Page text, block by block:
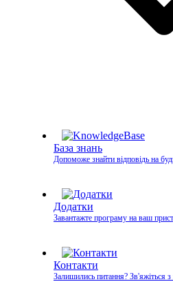
База знань
Допоможе знайти відповідь на
Додатки
Завантажте програму на ваш
Контакти
Залишились питання? Зв'яжіться